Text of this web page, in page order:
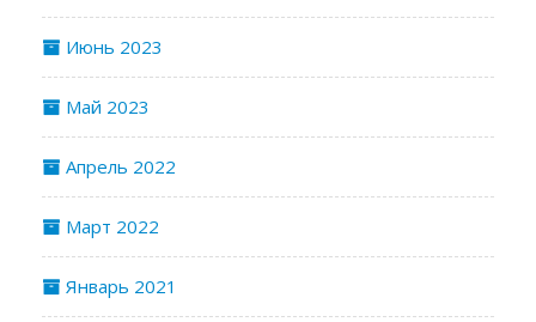
Июнь 2023
Май 2023
Апрель 2022
Март 2022
Январь 2021